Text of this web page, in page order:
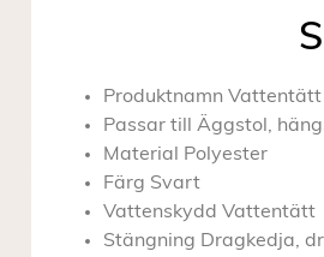
Produktnamn
Passar till Äggstol,
Material Polyester
Färg Svart
Vattenskydd Vattentätt
Stängning Dragkedja,